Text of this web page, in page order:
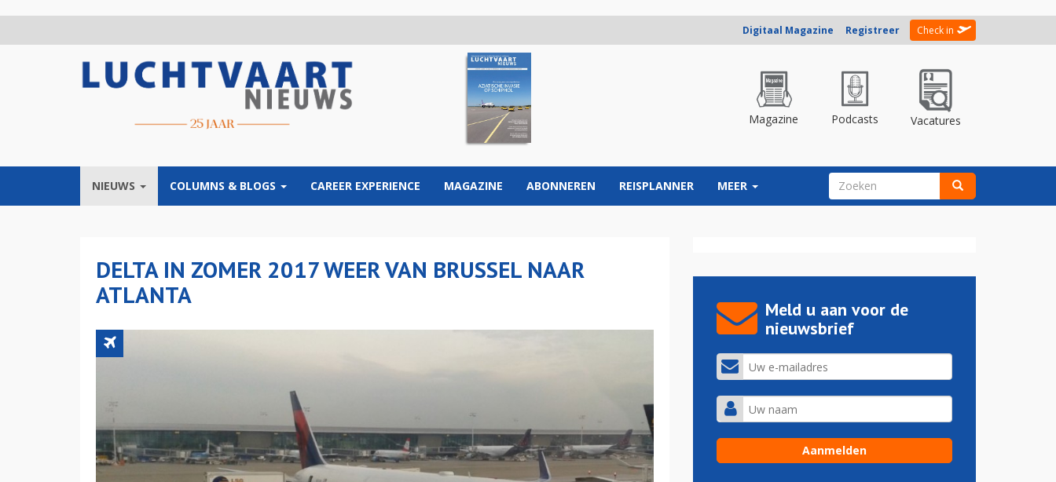
Digitaal Magazine Registreer Check in
Magazine Podcasts Vacatures
NIEUWS COLUMNS & BLOGS CAREER EXPERIENCE MAGAZINE ABONNEREN REISPLANNER MEER ZOEKVELD
DELTA IN ZOMER 2017 WEER VAN BRUSSEL NAAR
ATLANTA
Meld u aan voor de
nieuwsbrief